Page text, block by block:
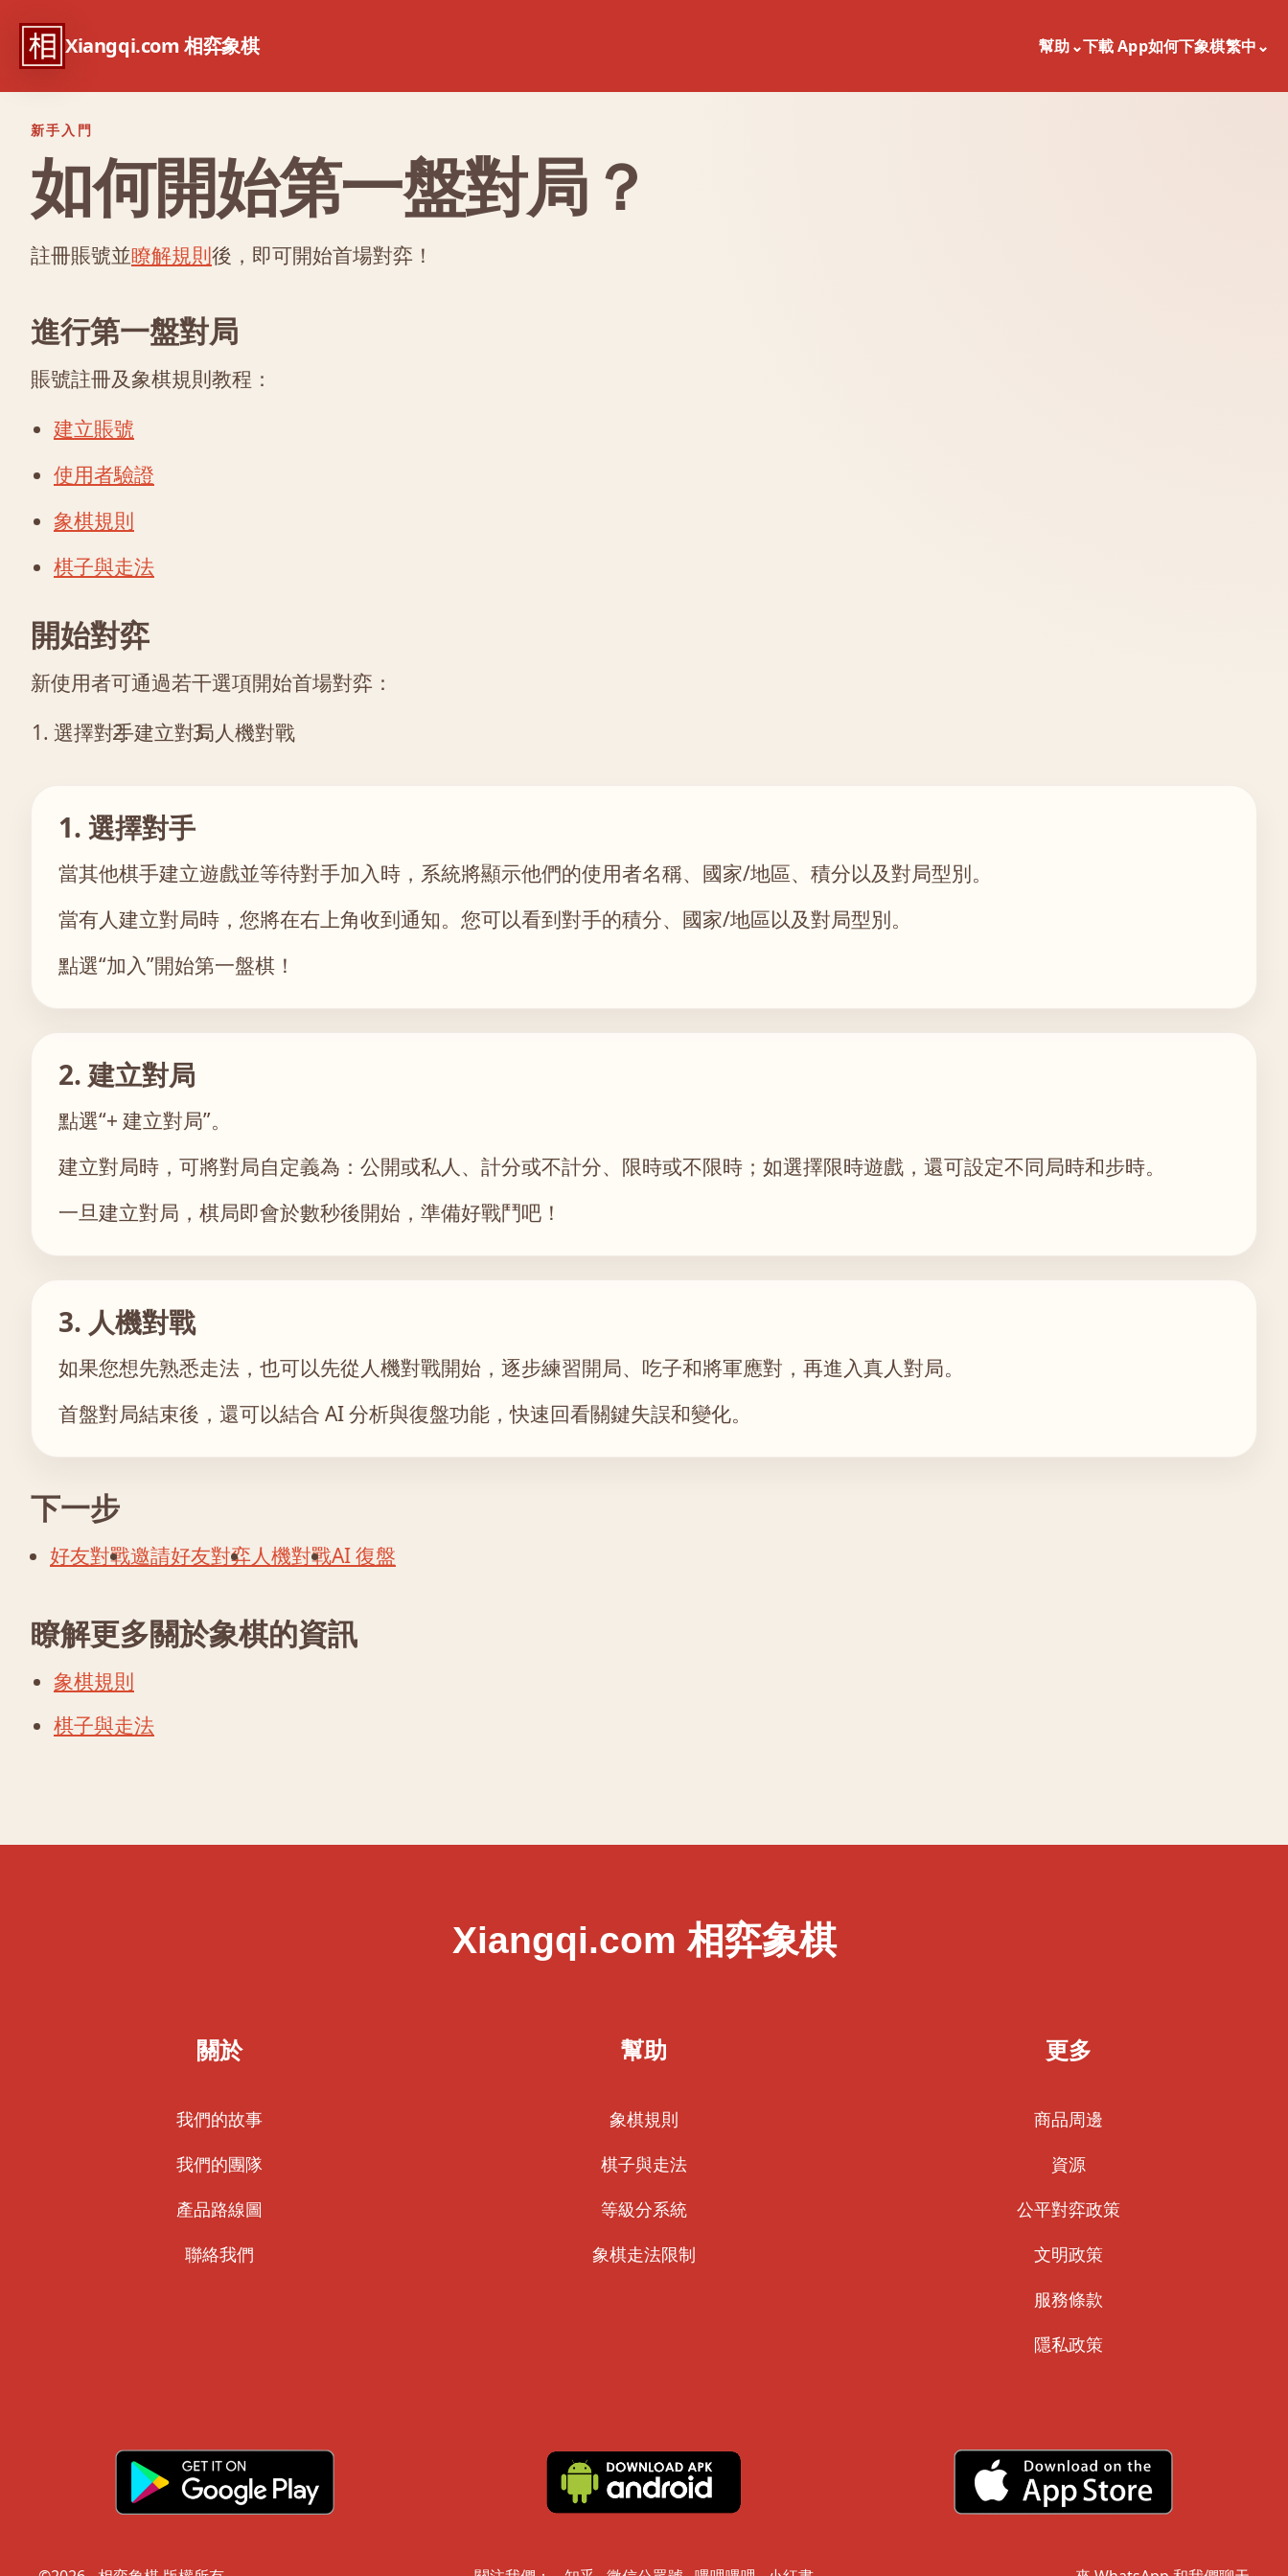
Xiangqi.com 相弈象棋 幫助⌄下載 App如何下象棋繁中⌄
新手入門
如何開始第一盤對局？
註冊賬號並瞭解規則後，即可開始首場對弈！
進行第一盤對局
賬號註冊及象棋規則教程：
建立賬號
使用者驗證
象棋規則
棋子與走法
開始對弈
新使用者可通過若干選項開始首場對弈：
選擇對手建立對局人機對戰
1. 選擇對手
當其他棋手建立遊戲並等待對手加入時，系統將顯示他們的使用者名稱、國家/地區、積分以及對局型別。
當有人建立對局時，您將在右上角收到通知。您可以看到對手的積分、國家/地區以及對局型別。
點選“加入”開始第一盤棋！
2. 建立對局
點選“+ 建立對局”。
建立對局時，可將對局自定義為：公開或私人、計分或不計分、限時或不限時；如選擇限時遊戲，還可設定不同局時和步時。
一旦建立對局，棋局即會於數秒後開始，準備好戰鬥吧！
3. 人機對戰
如果您想先熟悉走法，也可以先從人機對戰開始，逐步練習開局、吃子和將軍應對，再進入真人對局。
首盤對局結束後，還可以結合 AI 分析與復盤功能，快速回看關鍵失誤和變化。
下一步
好友對戰邀請好友對弈人機對戰AI 復盤
瞭解更多關於象棋的資訊
象棋規則
棋子與走法
Xiangqi.com 相弈象棋
關於
我們的故事
我們的團隊
產品路線圖
聯絡我們
幫助
象棋規則
棋子與走法
等級分系統
象棋走法限制
更多
商品周邊
資源
公平對弈政策
文明政策
服務條款
隱私政策